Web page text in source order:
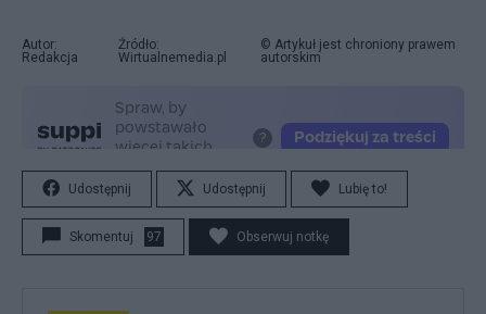
Autor:
Redakcja
Źródło:
Wirtualnemedia.pl
© Artykuł jest chroniony prawem
autorskim
Udostępnij Udostępnij Lubię to!
Skomentuj 97 Obserwuj notkę